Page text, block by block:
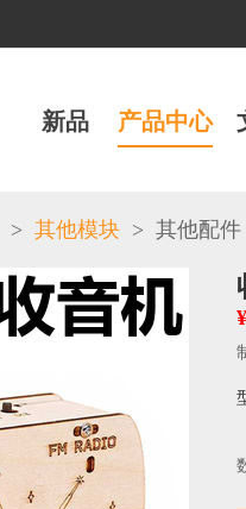
新品 产品中心
> 其他模块 > 其他配件